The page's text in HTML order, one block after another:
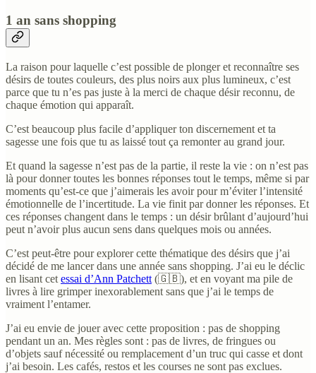
1 an sans shopping
La raison pour laquelle c’est possible de plonger et reconnaître ses
désirs de toutes couleurs, des plus noirs aux plus lumineux, c’est
parce que tu n’es pas juste à la merci de chaque désir reconnu, de
chaque émotion qui apparaît.
C’est beaucoup plus facile d’appliquer ton discernement et ta
sagesse une fois que tu as laissé tout ça remonter au grand jour.
Et quand la sagesse n’est pas de la partie, il reste la vie : on n’est pas
là pour donner toutes les bonnes réponses tout le temps, même si par
moments qu’est-ce que j’aimerais les avoir pour m’éviter l’intensité
émotionnelle de l’incertitude. La vie finit par donner les réponses. Et
ces réponses changent dans le temps : un désir brûlant d’aujourd’hui
peut n’avoir plus aucun sens dans quelques mois ou années.
C’est peut-être pour explorer cette thématique des désirs que j’ai
décidé de me lancer dans une année sans shopping. J’ai eu le déclic
en lisant cet essai d’Ann Patchett (🇬🇧), et en voyant ma pile de
livres à lire grimper inexorablement sans que j’ai le temps de
vraiment l’entamer.
J’ai eu envie de jouer avec cette proposition : pas de shopping
pendant un an. Mes règles sont : pas de livres, de fringues ou
d’objets sauf nécessité ou remplacement d’un truc qui casse et dont
j’ai besoin. Les cafés, restos et les courses ne sont pas exclues.